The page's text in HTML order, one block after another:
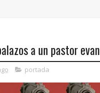
a un pastor
portada